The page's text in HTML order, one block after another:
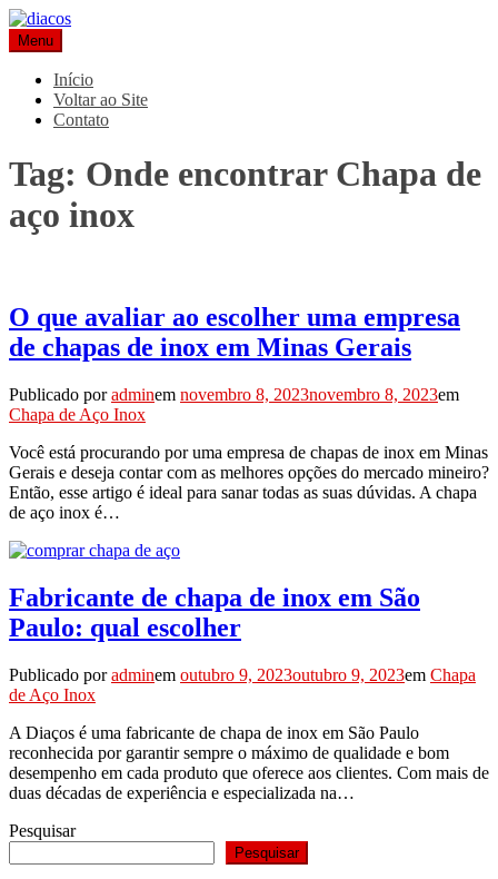
Pular
para
o
conteúdo
Blog Diaços
Especialistas em aços e metais há mais de 20 anos
Menu
Início
Voltar ao Site
Contato
Tag: Onde encontrar Chapa de
aço inox
O que avaliar ao escolher uma empresa
de chapas de inox em Minas Gerais
Publicado poradminem novembro 8, 2023novembro 8, 2023em
Chapa de Aço Inox
Você está procurando por uma empresa de chapas de inox em Minas
Gerais e deseja contar com as melhores opções do mercado mineiro?
Então, esse artigo é ideal para sanar todas as suas dúvidas. A chapa
de aço inox é…
Fabricante de chapa de inox em São
Paulo: qual escolher
Publicado poradminem outubro 9, 2023outubro 9, 2023em Chapa
de Aço Inox
A Diaços é uma fabricante de chapa de inox em São Paulo
reconhecida por garantir sempre o máximo de qualidade e bom
desempenho em cada produto que oferece aos clientes. Com mais de
duas décadas de experiência e especializada na…
Pesquisar
Pesquisar